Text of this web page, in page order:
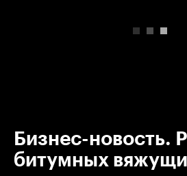
Бизнес-новость.
битумных